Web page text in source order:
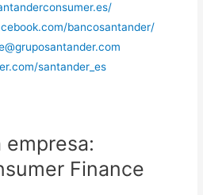
bancosantander/
santander_es
empresa:
Finance